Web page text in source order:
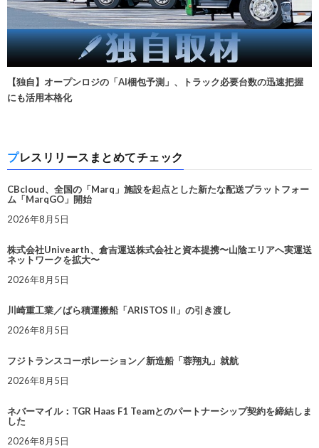
【独自】オープンロジの「AI梱包予測」、トラック必要台数の迅速把握
にも活用本格化
プレスリリースまとめてチェック
CBcloud、全国の「Marq」施設を起点とした新たな配送プラットフォー
ム「MarqGO」開始
2026年8月5日
株式会社Univearth、倉吉運送株式会社と資本提携〜山陰エリアへ実運送
ネットワークを拡大〜
2026年8月5日
川崎重工業／ばら積運搬船「ARISTOS II」の引き渡し
2026年8月5日
フジトランスコーポレーション／新造船「蓉翔丸」就航
2026年8月5日
ネバーマイル：TGR Haas F1 Teamとのパートナーシップ契約を締結しま
した
2026年8月5日